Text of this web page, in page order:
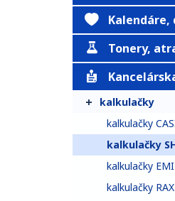
Kalendáre,
Tonery,
kalkulačky
kalkulačky
kalkulačky
kalkulačky
kalkulačky